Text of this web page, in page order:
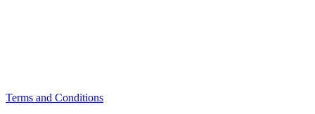
Terms and Conditions